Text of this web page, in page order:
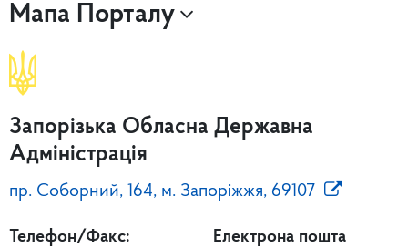
Мапа Порталу
Запорізька Обласна Державна
Адміністрація
пр. Соборний, 164, м. Запоріжжя, 69107
Телефон/Факс:
Електрона пошта